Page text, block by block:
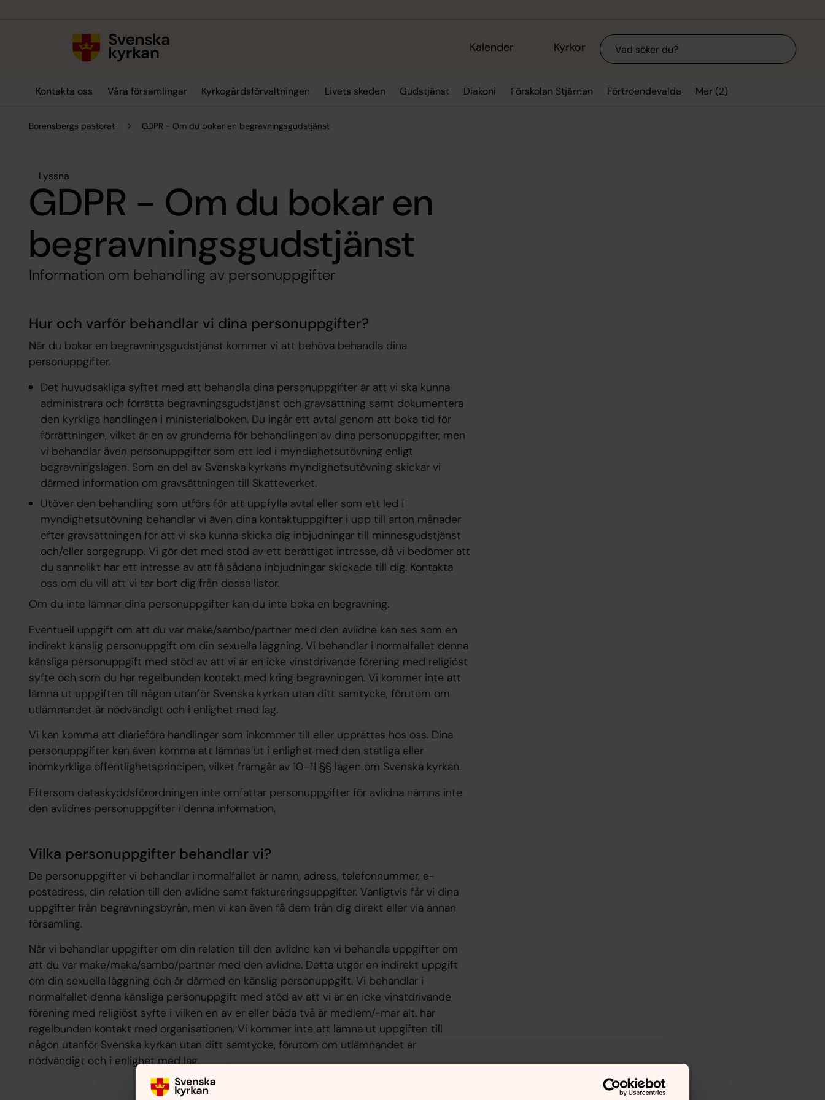
Kalender Kyrkor Sök
Kontakta oss Våra församlingar Kyrkogårdsförvaltningen Livets skeden Gudstjänst Diakoni Förskolan Stjärnan Förtroendevalda Mer (2)
Borensbergs pastorat GDPR - Om du bokar en begravningsgudstjänst
Lyssna
GDPR - Om du bokar en
begravningsgudstjänst
Information om behandling av personuppgifter
Hur och varför behandlar vi dina personuppgifter?
När du bokar en begravningsgudstjänst kommer vi att behöva behandla dina
personuppgifter.
Det huvudsakliga syftet med att behandla dina personuppgifter är att vi ska kunna
administrera och förrätta begravningsgudstjänst och gravsättning samt dokumentera
den kyrkliga handlingen i ministerialboken. Du ingår ett avtal genom att boka tid för
förrättningen, vilket är en av grunderna för behandlingen av dina personuppgifter, men
vi behandlar även personuppgifter som ett led i myndighetsutövning enligt
begravningslagen. Som en del av Svenska kyrkans myndighetsutövning skickar vi
därmed information om gravsättningen till Skatteverket.
Utöver den behandling som utförs för att uppfylla avtal eller som ett led i
myndighetsutövning behandlar vi även dina kontaktuppgifter i upp till arton månader
efter gravsättningen för att vi ska kunna skicka dig inbjudningar till minnesgudstjänst
och/eller sorgegrupp. Vi gör det med stöd av ett berättigat intresse, då vi bedömer att
du sannolikt har ett intresse av att få sådana inbjudningar skickade till dig. Kontakta
oss om du vill att vi tar bort dig från dessa listor.
Om du inte lämnar dina personuppgifter kan du inte boka en begravning.
Eventuell uppgift om att du var make/sambo/partner med den avlidne kan ses som en
indirekt känslig personuppgift om din sexuella läggning. Vi behandlar i normalfallet denna
känsliga personuppgift med stöd av att vi är en icke vinstdrivande förening med religiöst
syfte och som du har regelbunden kontakt med kring begravningen. Vi kommer inte att
lämna ut uppgiften till någon utanför Svenska kyrkan utan ditt samtycke, förutom om
utlämnandet är nödvändigt och i enlighet med lag.
Vi kan komma att diarieföra handlingar som inkommer till eller upprättas hos oss. Dina
personuppgifter kan även komma att lämnas ut i enlighet med den statliga eller
inomkyrkliga offentlighetsprincipen, vilket framgår av 10–11 §§ lagen om Svenska kyrkan.
Eftersom dataskyddsförordningen inte omfattar personuppgifter för avlidna nämns inte
den avlidnes personuppgifter i denna information.
Vilka personuppgifter behandlar vi?
De personuppgifter vi behandlar i normalfallet är namn, adress, telefonnummer, e-
postadress, din relation till den avlidne samt faktureringsuppgifter. Vanligtvis får vi dina
uppgifter från begravningsbyrån, men vi kan även få dem från dig direkt eller via annan
församling.
När vi behandlar uppgifter om din relation till den avlidne kan vi behandla uppgifter om
att du var make/maka/sambo/partner med den avlidne. Detta utgör en indirekt uppgift
om din sexuella läggning och är därmed en känslig personuppgift. Vi behandlar i
normalfallet denna känsliga personuppgift med stöd av att vi är en icke vinstdrivande
förening med religiöst syfte i vilken en av er eller båda två är medlem/-mar alt. har
regelbunden kontakt med organisationen. Vi kommer inte att lämna ut uppgiften till
någon utanför Svenska kyrkan utan ditt samtycke, förutom om utlämnandet är
nödvändigt och i enlighet med lag.